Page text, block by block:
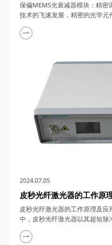
保偏MEMS光衰减器模块：精
技术的飞速发展，精密的光学元
键。其中，保偏MEMS（微机
性能和广泛的应用范围，在光通
MEMS光衰减器模块的工作原理
2024.07.05
皮秒光纤激光器的工作原
皮秒光纤激光器的工作原理及
中，皮秒光纤激光器以其超短脉
量，成为了科研、工业及医疗
入探讨皮秒光纤激光器的工作原